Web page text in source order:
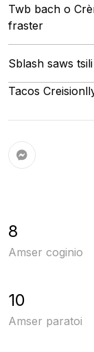
Twb bach o
fraster
Sblash saws
Tacos
8
Amser coginio
10
Amser paratoi